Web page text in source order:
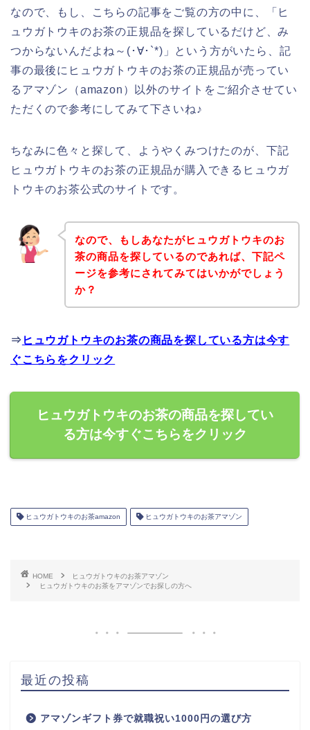
なので、もし、こちらの記事をご覧の方の中に、「ヒ
ュウガトウキのお茶の正規品を探しているだけど、み
つからないんだよね～(･∀･`*)」という方がいたら、記
事の最後にヒュウガトウキのお茶の正規品が売ってい
るアマゾン（amazon）以外のサイトをご紹介させてい
ただくので参考にしてみて下さいね♪
ちなみに色々と探して、ようやくみつけたのが、下記
ヒュウガトウキのお茶の正規品が購入できるヒュウガ
トウキのお茶公式のサイトです。
なので、もしあなたがヒュウガトウキのお
茶の商品を探しているのであれば、下記ペ
ージを参考にされてみてはいかがでしょう
か？
⇒ ヒュウガトウキのお茶の商品を探している方は今す
ぐこちらをクリック
ヒュウガトウキのお茶の商品を探してい
る方は今すぐこちらをクリック
ヒュウガトウキのお茶amazon ヒュウガトウキのお茶アマゾン
HOME
ヒュウガトウキのお茶アマゾン
ヒュウガトウキのお茶をアマゾンでお探しの方へ
最近の投稿
アマゾンギフト券で就職祝い1000円の選び方